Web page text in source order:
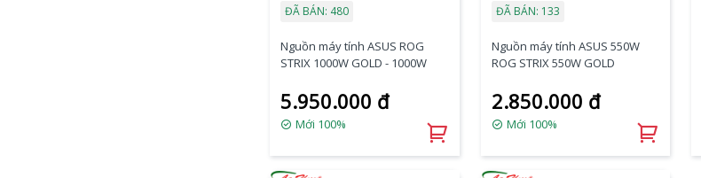
ĐÃ BÁN: 480
Nguồn máy tính ASUS ROG
STRIX 1000W GOLD - 1000W
5.950.000 đ
Mới 100%
ĐÃ BÁN: 133
Nguồn máy tính ASUS 550W
ROG STRIX 550W GOLD
2.850.000 đ
Mới 100%